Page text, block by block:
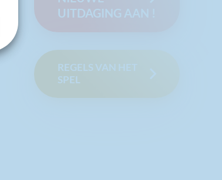
UITDAGING AAN !
REGELS VAN HET
SPEL